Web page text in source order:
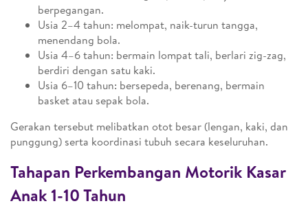
berpegangan.
Usia 2–4 tahun: melompat, naik-turun tangga,
menendang bola.
Usia 4–6 tahun: bermain lompat tali, berlari zig-zag,
berdiri dengan satu kaki.
Usia 6–10 tahun: bersepeda, berenang, bermain
basket atau sepak bola.
Gerakan tersebut melibatkan otot besar (lengan, kaki, dan
punggung) serta koordinasi tubuh secara keseluruhan.
Tahapan Perkembangan Motorik Kasar
Anak 1-10 Tahun